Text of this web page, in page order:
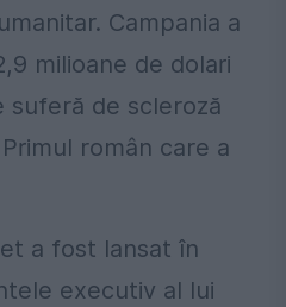
Campania a
milioane de dolari
suferă de scleroză
român care a
a fost lansat în
executiv al lui